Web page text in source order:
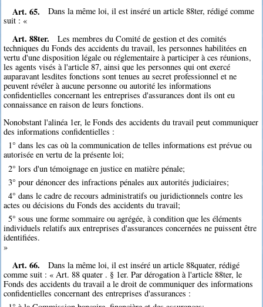
Art. 65.
Dans la même loi, il est inséré un article 88ter, rédigé comme
suit : «
Art. 88ter.
Les membres du Comité de gestion et des comités
techniques du Fonds des accidents du travail, les personnes habilitées en
vertu d'une disposition légale ou réglementaire à participer à ces réunions,
les agents visés à l'article 87, ainsi que les personnes qui ont exercé
auparavant lesdites fonctions sont tenues au secret professionnel et ne
peuvent révéler à aucune personne ou autorité les informations
confidentielles concernant les entreprises d'assurances dont ils ont eu
connaissance en raison de leurs fonctions.
Nonobstant l'alinéa 1er, le Fonds des accidents du travail peut communiquer
des informations confidentielles :
1° dans les cas où la communication de telles informations est prévue ou
autorisée en vertu de la présente loi;
2° lors d'un témoignage en justice en matière pénale;
3° pour dénoncer des infractions pénales aux autorités judiciaires;
4° dans le cadre de recours administratifs ou juridictionnels contre les
actes ou décisions du Fonds des accidents du travail;
5° sous une forme sommaire ou agrégée, à condition que les éléments
individuels relatifs aux entreprises d'assurances concernées ne puissent être
identifiées.
»
Art. 66.
Dans la même loi, il est inséré un article 88quater, rédigé
comme suit : « Art. 88 quater . § 1er. Par dérogation à l'article 88ter, le
Fonds des accidents du travail a le droit de communiquer des informations
confidentielles concernant des entreprises d'assurances :